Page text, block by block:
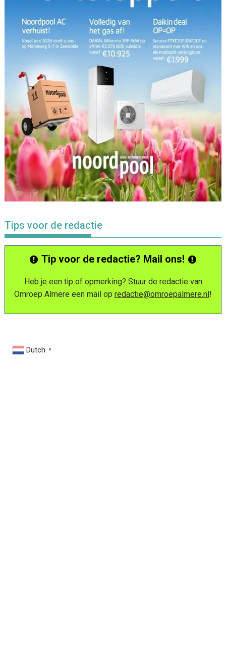
Tips voor de redactie
Tip voor de redactie? Mail ons!
Heb je een tip of opmerking? Stuur de redactie van
Omroep Almere een mail op redactie@omroepalmere.nl!
Dutch ▼